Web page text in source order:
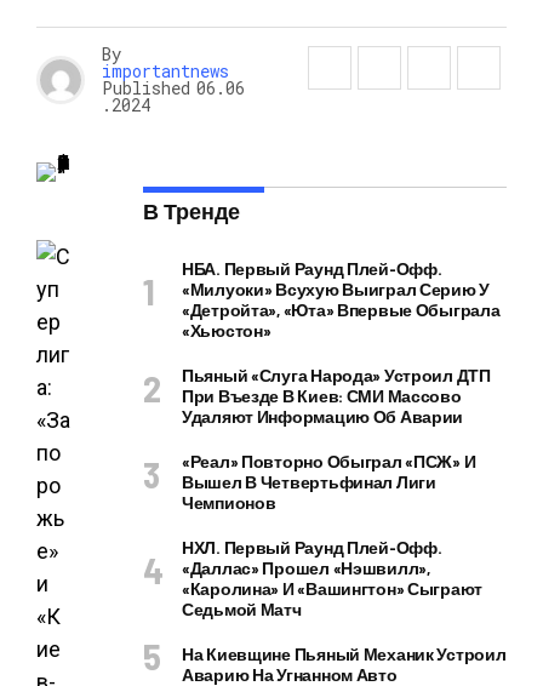
By
importantnews
Published 06.06
.2024
В Тренде
НБА. Первый Раунд Плей-Офф.
«Милуоки» Всухую Выиграл Серию У
«Детройта», «Юта» Впервые Обыграла
«Хьюстон»
Пьяный «слуга Народа» Устроил ДТП
При Въезде В Киев: СМИ Массово
Удаляют Информацию Об Аварии
«Реал» Повторно Обыграл «ПСЖ» И
Вышел В Четвертьфинал Лиги
Чемпионов
НХЛ. Первый Раунд Плей-Офф.
«Даллас» Прошел «Нэшвилл»,
«Каролина» И «Вашингтон» Сыграют
Седьмой Матч
На Киевщине Пьяный Механик Устроил
Аварию На Угнанном Авто